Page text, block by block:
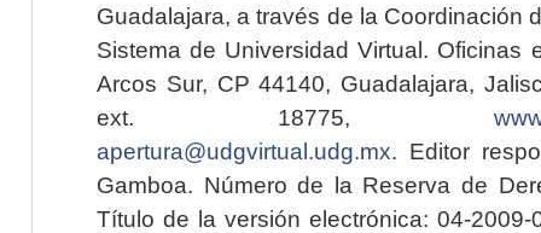
Guadalajara, a través de la Coordinación
Sistema de Universidad Virtual. Oficinas
Arcos Sur, CP 44140, Guadalajara,
ext. 18775,
apertura@udgvirtual.udg.mx. Editor
Gamboa. Número de la Reserva de
Título de la versión electrónica: 04-2009-